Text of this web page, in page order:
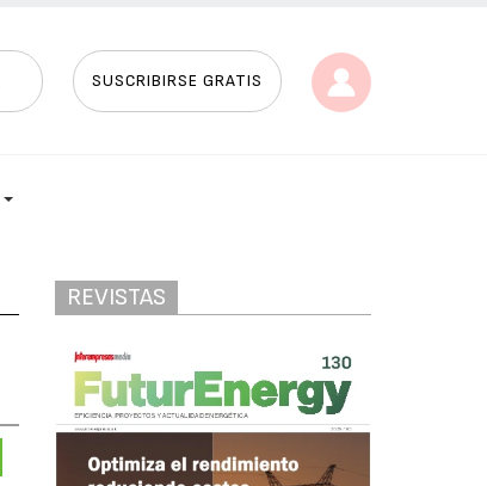
SUSCRIBIRSE GRATIS
REVISTAS